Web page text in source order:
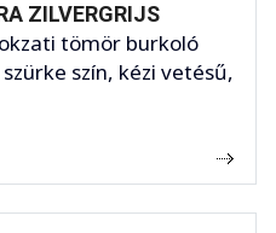
ZILVERGRIJS
tömör burkoló
szín, kézi vetésű,